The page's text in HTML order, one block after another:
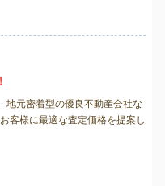
地元密着型の優良不動産会社な
客様に最適な査定価格を提案し